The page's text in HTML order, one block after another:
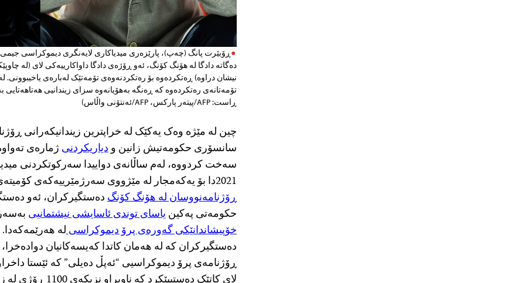
تۆمەتانەی رەتکردەوە کە ڕەنگە بەهۆیانەوە سزای زیندانیی
ڕاست: AFP/پیتەر پارکس، AFP/ئەنتۆنی واڵاس)
چین لە مێژە وەک یەکێک لە خراپترین زیندانیکەرانی
سانسۆری حکومەتیش زانین ودیاریکردنی ژمارەی
سەخت کردووە، لەم ساڵانەی دواییدا سەرکوتکردنی
2021دا بۆ یەکەمجار لە مێژووی سەرژمێرییەکەی کۆمیتەی پاراستنی ڕۆژنامەنووساندا
ڕۆژنامەنووسان لە ھۆنگ کۆنگدەستگیرکران، ئەو
حکومەتی پەکینیاسای توندی ئاسایشی نیشتمانیی
خۆپیشاندانێکی گەورەی پرۆ دیموکراسیلە
دەستگیرکران کە لە هەمان کاتدا کەیسەکانیان
ڕۆژنامەی پرۆ دیموکراسیی “ئەپڵ دەیلی” کە ئێستا